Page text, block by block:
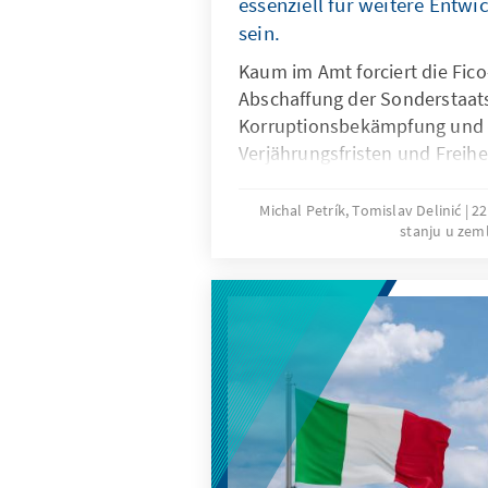
am Vorabend des
Februar 2024 geben.
sein.
Kaum im Amt forciert die
Abschaffung der
Korruptionsbekämpfung und
Verjährungsfristen und
Opposition aktiviert.
demonstrieren Woche für
ein Fingerzeig, wie hart der
für die direkten
wird.
Michal Petrík, Tomislav Delinić
stanju u